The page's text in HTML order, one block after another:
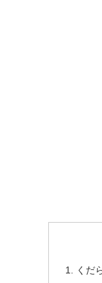
くだ